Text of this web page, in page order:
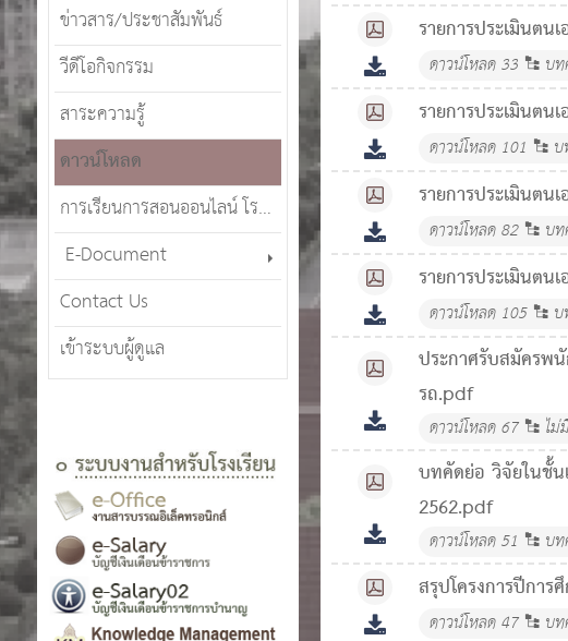
ข่าวสาร/ประชาสัมพันธ์
วีดีโอกิจกรรม
สาระความรู้
ดาวน์โหลด
การเรียนการสอนออนไลน์ โรงเรียนศรีสังวาลย์เชียงใหม่ (SWCMOT)
E-Document
Contact Us
เข้าระบบผู้ดูแล
รายการประเมินต
ดาวน์โหลด33 บ
รายการประเมินต
ดาวน์โหลด 101
รายการประเมินต
ดาวน์โหลด82 บ
รายการประเมินต
ดาวน์โหลด 105
ประกาศรับสมัครพ
รถ.pdf
ดาวน์โหลด67 ไ
บทคัดย่อ วิจัยในชั้
2562.pdf
ดาวน์โหลด51 บ
สรุปโครงการปีกา
ดาวน์โหลด47 บ